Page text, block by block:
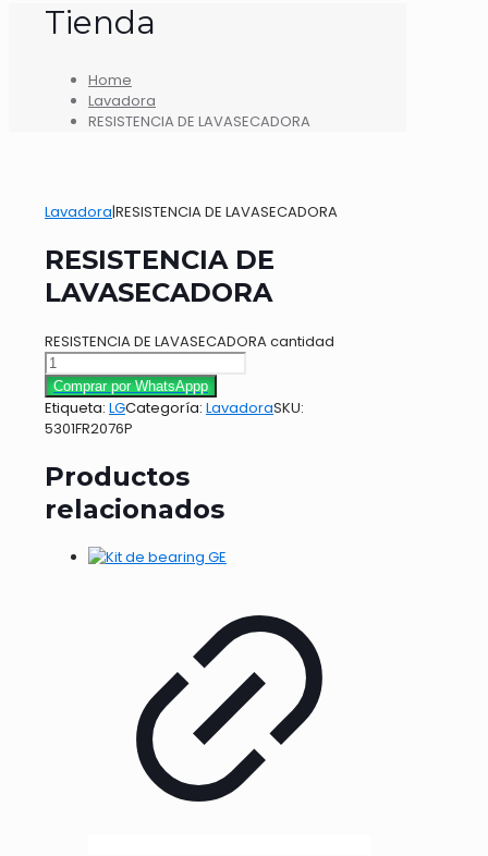
Tienda
Home
Lavadora
RESISTENCIA DE LAVASECADORA
Lavadora|RESISTENCIA DE LAVASECADORA
RESISTENCIA DE
LAVASECADORA
RESISTENCIA DE LAVASECADORA cantidad
Comprar por WhatsAppp
Etiqueta: LGCategoría: LavadoraSKU:
5301FR2076P
Productos
relacionados